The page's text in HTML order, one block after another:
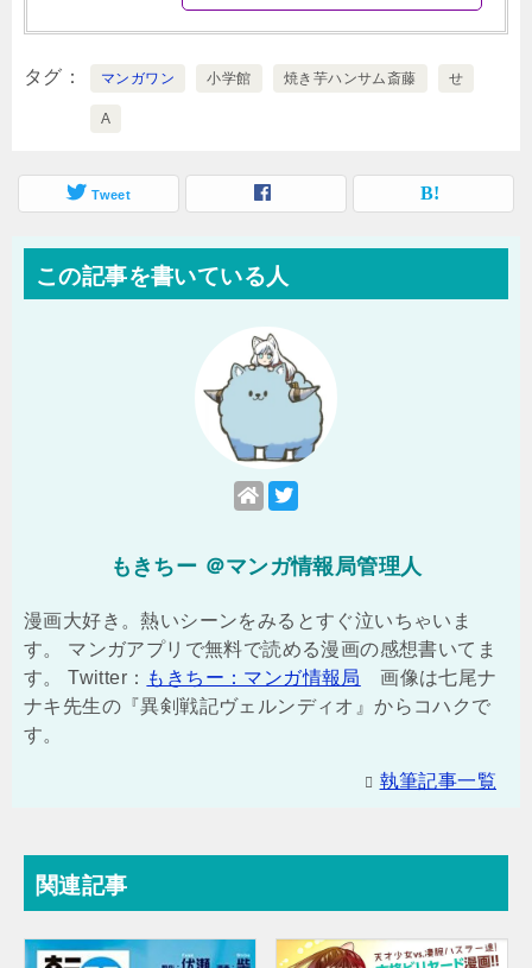
タグ マンガワン 小学館 焼き芋ハンサム斎藤 せ
A
Tweet
この記事を書いている人
もきちー ＠マンガ情報局管理人
漫画大好き。熱いシーンをみるとすぐ泣いちゃいま
す。 マンガアプリで無料で読める漫画の感想書いてま
す。 Twitter： もきちー：マンガ情報局
画像は七尾ナ
ナキ先生の『異剣戦記ヴェルンディオ』からコハクで
す。
執筆記事一覧
関連記事